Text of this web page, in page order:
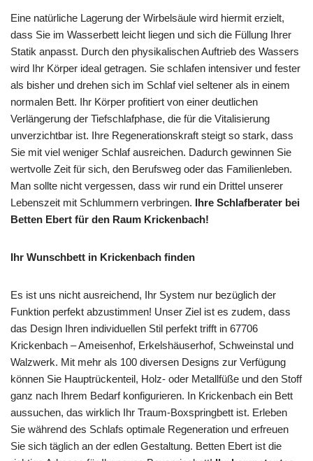
Eine natürliche Lagerung der Wirbelsäule wird hiermit erzielt,
dass Sie im Wasserbett leicht liegen und sich die Füllung Ihrer
Statik anpasst. Durch den physikalischen Auftrieb des Wassers
wird Ihr Körper ideal getragen. Sie schlafen intensiver und fester
als bisher und drehen sich im Schlaf viel seltener als in einem
normalen Bett. Ihr Körper profitiert von einer deutlichen
Verlängerung der Tiefschlafphase, die für die Vitalisierung
unverzichtbar ist. Ihre Regenerationskraft steigt so stark, dass
Sie mit viel weniger Schlaf ausreichen. Dadurch gewinnen Sie
wertvolle Zeit für sich, den Berufsweg oder das Familienleben.
Man sollte nicht vergessen, dass wir rund ein Drittel unserer
Lebenszeit mit Schlummern verbringen. Ihre Schlafberater bei
Betten Ebert für den Raum Krickenbach!
Ihr Wunschbett in Krickenbach finden
Es ist uns nicht ausreichend, Ihr System nur bezüglich der
Funktion perfekt abzustimmen! Unser Ziel ist es zudem, dass
das Design Ihren individuellen Stil perfekt trifft in 67706
Krickenbach – Ameisenhof, Erkelshäuserhof, Schweinstal und
Walzwerk. Mit mehr als 100 diversen Designs zur Verfügung
können Sie Hauptrückenteil, Holz- oder Metallfüße und den Stoff
ganz nach Ihrem Bedarf konfigurieren. In Krickenbach ein Bett
aussuchen, das wirklich Ihr Traum-Boxspringbett ist. Erleben
Sie während des Schlafs optimale Regeneration und erfreuen
Sie sich täglich an der edlen Gestaltung. Betten Ebert ist die